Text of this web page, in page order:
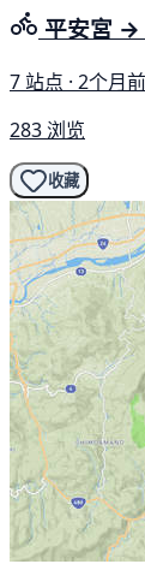
平安宮 →
7 站点 · 2个月前
283 浏览
收藏